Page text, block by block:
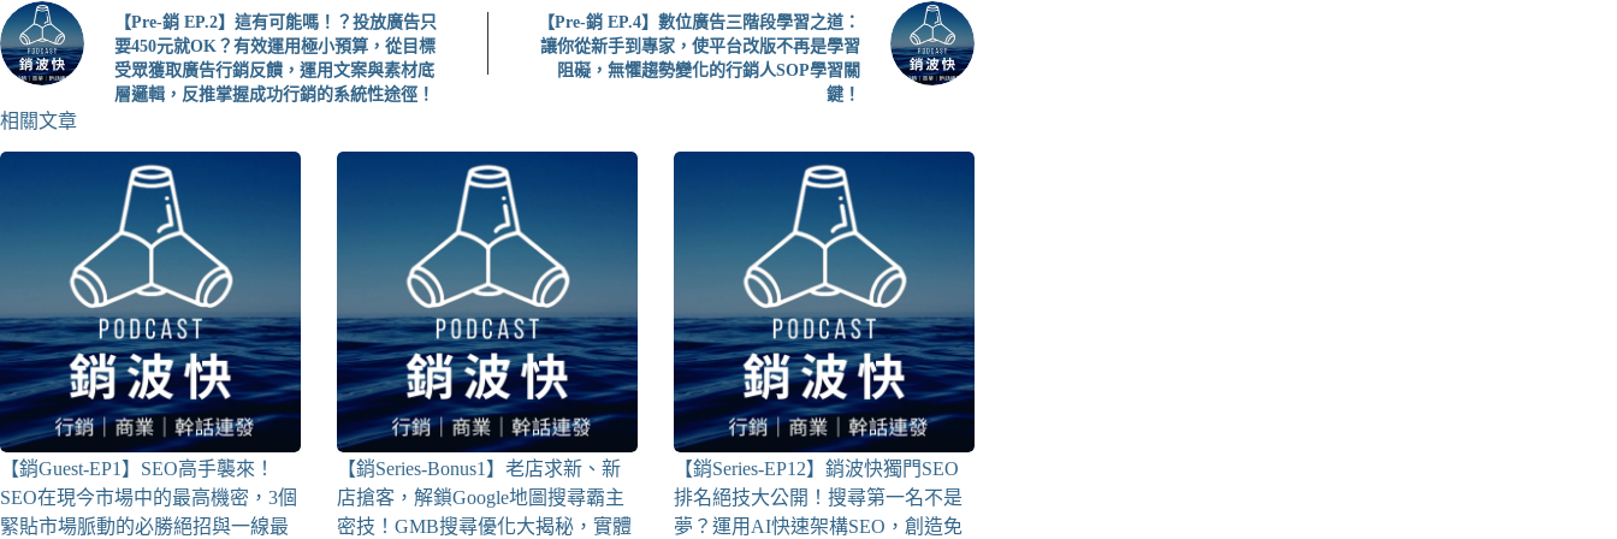
【Pre-銷 EP.2】這有可能嗎！？投放廣告只
要450元就OK？有效運用極小預算，從目標
受眾獲取廣告行銷反饋，運用文案與素材底
層邏輯，反推掌握成功行銷的系統性途徑！
【Pre-銷 EP.4】數位廣告三階段學習之道：
讓你從新手到專家，使平台改版不再是學習
阻礙，無懼趨勢變化的行銷人SOP學習關
鍵！
相關文章
【銷Guest-EP1】SEO高手襲來！
SEO在現今市場中的最高機密，3個
緊貼市場脈動的必勝絕招與一線最
【銷Series-Bonus1】老店求新、新
店搶客，解鎖Google地圖搜尋霸主
密技！GMB搜尋優化大揭秘，實體
【銷Series-EP12】銷波快獨門SEO
排名絕技大公開！搜尋第一名不是
夢？運用AI快速架構SEO，創造免